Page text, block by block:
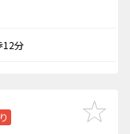
12分